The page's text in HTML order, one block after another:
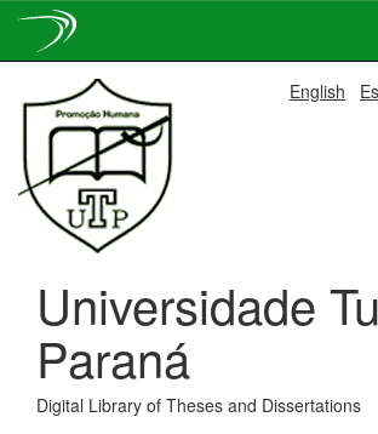
navigation
English
Universidade
Paraná
Digital Library of Theses and Dissertations